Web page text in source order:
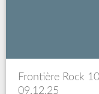
Frontière Rock
09.12.25